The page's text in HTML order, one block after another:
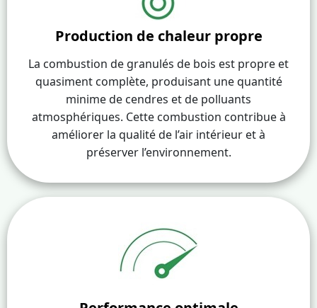
Production de chaleur propre
La combustion de granulés de bois est propre et
quasiment complète, produisant une quantité
minime de cendres et de polluants
atmosphériques. Cette combustion contribue à
améliorer la qualité de l’air intérieur et à
préserver l’environnement.